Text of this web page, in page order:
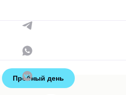
Пробный день